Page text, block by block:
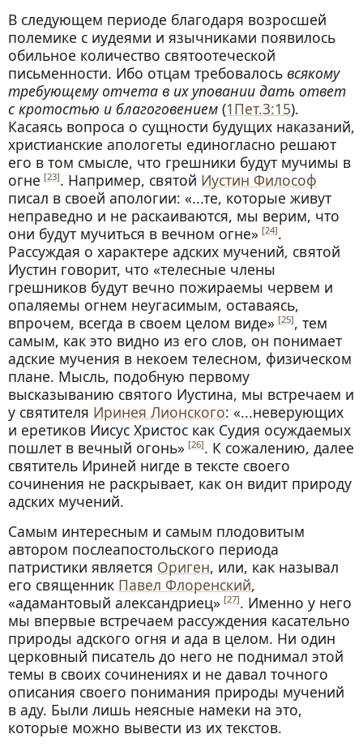
В следующем периоде благодаря возросшей
полемике с иудеями и язычниками появилось
обильное количество святоотеческой
письменности. Ибо отцам требовалось всякому
требующему отчета в их уповании дать ответ
с кротостью и благоговением (1Пет.3:15).
Касаясь вопроса о сущности будущих наказаний,
христианские апологеты единогласно решают
его в том смысле, что грешники будут мучимы в
огне [23]. Например, святой Иустин Философ
писал в своей апологии: «...те, которые живут
неправедно и не раскаиваются, мы верим, что
они будут мучиться в вечном огне» [24].
Рассуждая о характере адских мучений, святой
Иустин говорит, что «телесные члены
грешников будут вечно пожираемы червем и
опаляемы огнем неугасимым, оставаясь,
впрочем, всегда в своем целом виде» [25], тем
самым, как это видно из его слов, он понимает
адские мучения в некоем телесном, физическом
плане. Мысль, подобную первому
высказыванию святого Иустина, мы встречаем и
у святителя Иринея Лионского: «...неверующих
и еретиков Иисус Христос как Судия осуждаемых
пошлет в вечный огонь» [26]. К сожалению, далее
святитель Ириней нигде в тексте своего
сочинения не раскрывает, как он видит природу
адских мучений.
Самым интересным и самым плодовитым
автором послеапостольского периода
патристики является Ориген, или, как называл
его священник Павел Флоренский,
«адамантовый александриец» [27]. Именно у него
мы впервые встречаем рассуждения касательно
природы адского огня и ада в целом. Ни один
церковный писатель до него не поднимал этой
темы в своих сочинениях и не давал точного
описания своего понимания природы мучений
в аду. Были лишь неясные намеки на это,
которые можно вывести из их текстов.